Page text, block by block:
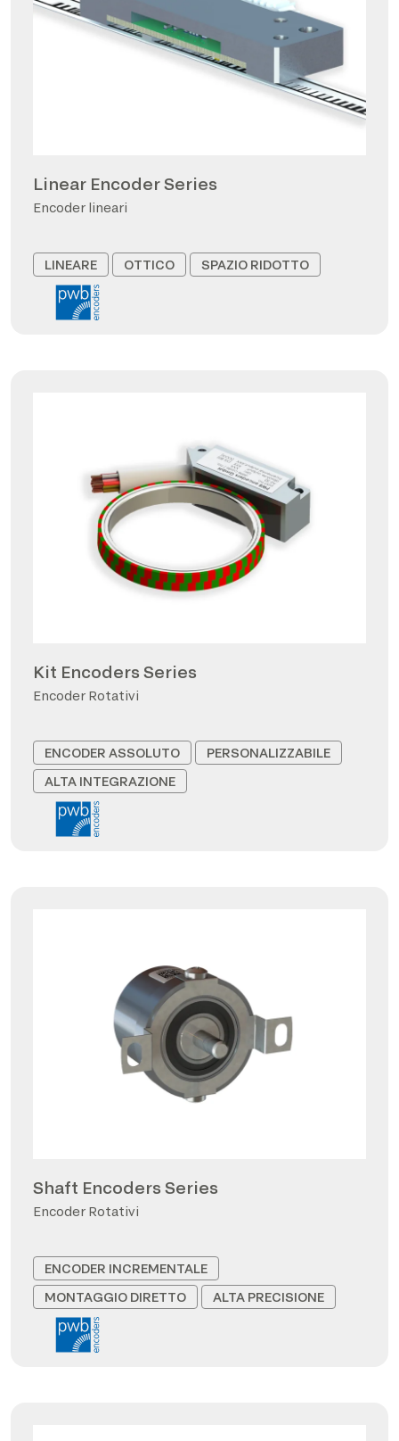
Linear Encoder Series
Encoder lineari
LINEARE OTTICO SPAZIO RIDOTTO
Kit Encoders Series
Encoder Rotativi
ENCODER ASSOLUTO
PERSONALIZZABILE
ALTA INTEGRAZIONE
Shaft Encoders Series
Encoder Rotativi
ENCODER INCREMENTALE
MONTAGGIO DIRETTO
ALTA PRECISIONE